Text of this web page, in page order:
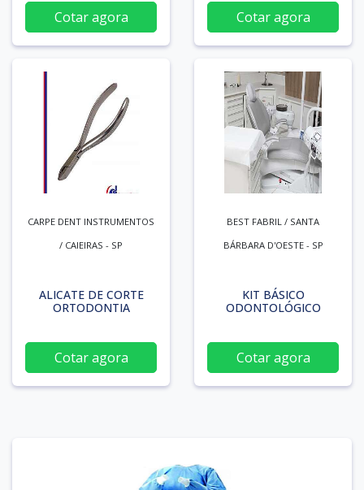
Cotar agora Cotar agora
CARPE DENT INSTRUMENTOS
/ CAIEIRAS - SP
ALICATE DE CORTE
ORTODONTIA
Cotar agora
BEST FABRIL / SANTA
BÁRBARA D'OESTE - SP
KIT BÁSICO
ODONTOLÓGICO
Cotar agora